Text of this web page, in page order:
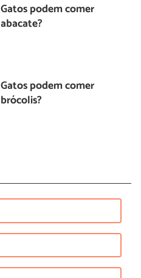
Gatos podem comer
abacate?
Gatos podem comer
brócolis?